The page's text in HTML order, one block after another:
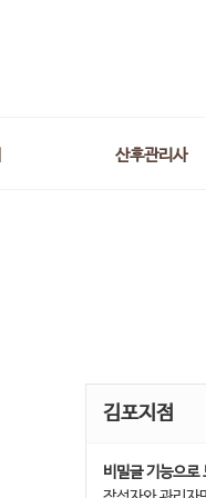
산후관리사
김포지점
비밀글 기능으로